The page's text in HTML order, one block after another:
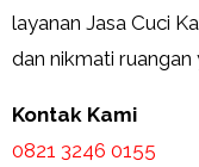
layanan Jasa Cuci
dan nikmati
Kontak Kami
0821 3246 0155​